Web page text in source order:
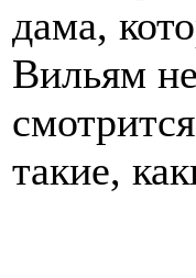
дама,
Вильям
такие,